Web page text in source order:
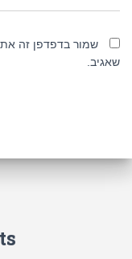
שמור בדפדפן זה
שאגיב.